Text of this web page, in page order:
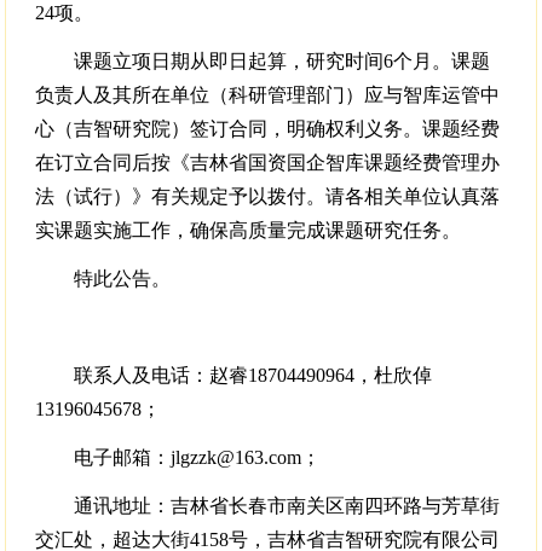
24项。
课题立项日期从即日起算，研究时间6个月。课题
负责人及其所在单位（科研管理部门）应与智库运管中
心（吉智研究院）签订合同，明确权利义务。课题经费
在订立合同后按《吉林省国资国企智库课题经费管理办
法（试行）》有关规定予以拨付。请各相关单位认真落
实课题实施工作，确保高质量完成课题研究任务。
特此公告。
联系人及电话：赵睿18704490964，杜欣倬
13196045678；
电子邮箱：jlgzzk@163.com；
通讯地址：吉林省长春市南关区南四环路与芳草街
交汇处，超达大街4158号，吉林省吉智研究院有限公司